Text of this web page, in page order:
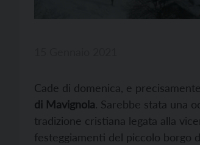
Cade di domenica, e
di Mavignola. Sarebbe stata una
tradizione cristiana legata alla
festeggiamenti del piccolo borgo